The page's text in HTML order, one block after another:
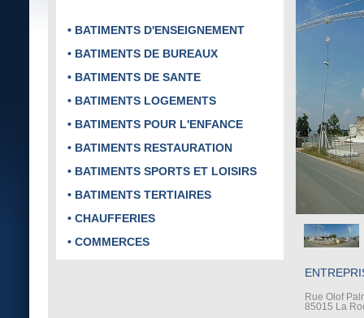
• BATIMENTS D'ENSEIGNEMENT
• BATIMENTS DE BUREAUX
• BATIMENTS DE SANTE
• BATIMENTS LOGEMENTS
• BATIMENTS POUR L'ENFANCE
• BATIMENTS RESTAURATION
• BATIMENTS SPORTS ET LOISIRS
• BATIMENTS TERTIAIRES
• CHAUFFERIES
• COMMERCES
Rue Olof
85015 La